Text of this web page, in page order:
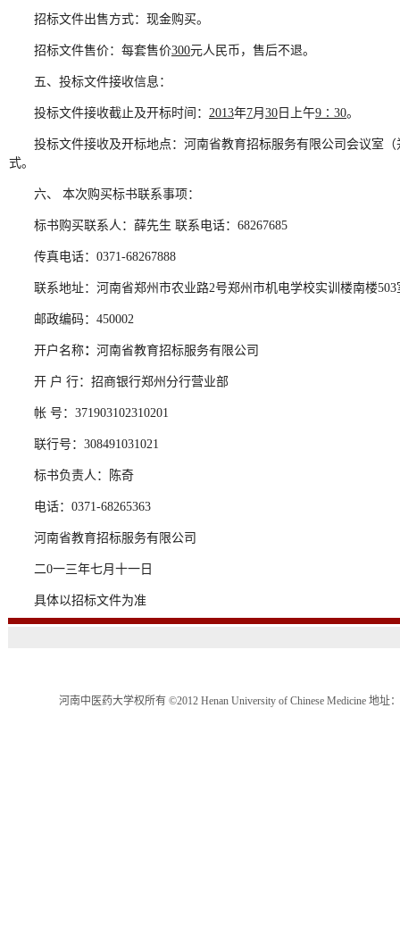
招标文件出售方式：现金购买。
招标文件售价：每套售价300元人民币，售后不退。
五、投标文件接收信息：
投标文件接收截止及开标时间： 2013年7月 30 日上午9 ∶ 30。
投标文件接收及开标地点：河南省教育招标服务有限公司会议室
式。
六、 本次购买标书联系事项：
标书购买联系人：薛先生 联系电话：68267685
传真电话：0371-68267888
联系地址：河南省郑州市农业路2号郑州市机电学校实训楼南楼503
邮政编码：450002
开户名称： 河南省教育招标服务有限公司
开 户 行：招商银行郑州分行营业部
帐 号：371903102310201
联行号：308491031021
标书负责人：陈奇
电话：0371-68265363
河南省教育招标服务有限公司
二0一三年七月十一日
具体以招标文件为准
河南中医药大学权所有 ©2012 Henan University of Chinese Medicine 地